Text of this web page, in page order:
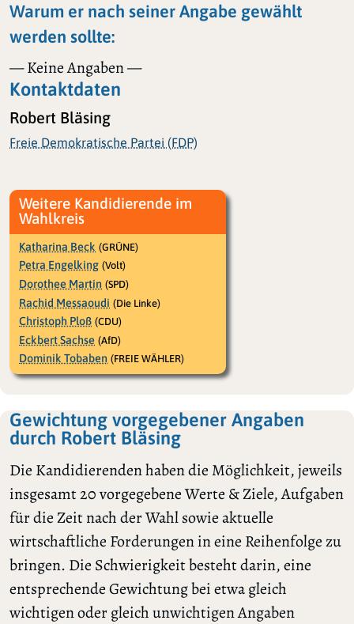
Warum er nach seiner Angabe gewählt
werden sollte:
— Keine Angaben —
Kontaktdaten
Robert Bläsing
Freie Demokratische Partei (FDP)
Weitere Kandidierende im
Wahlkreis
Katharina Beck (GRÜNE)
Petra Engelking (Volt)
Dorothee Martin (SPD)
Rachid Messaoudi (Die Linke)
Christoph Ploß (CDU)
Eckbert Sachse (AfD)
Dominik Tobaben (FREIE WÄHLER)
Gewichtung vorgegebener Angaben
durch Robert Bläsing
Die Kandidierenden haben die Möglichkeit, jeweils
insgesamt 20 vorgegebene Werte & Ziele, Aufgaben
für die Zeit nach der Wahl sowie aktuelle
wirtschaftliche Forderungen in eine Reihenfolge zu
bringen. Die Schwierigkeit besteht darin, eine
entsprechende Gewichtung bei etwa gleich
wichtigen oder gleich unwichtigen Angaben